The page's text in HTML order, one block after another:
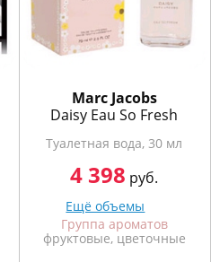
Marс Jacobs
Daisy Eau So Fresh
Туалетная вода, 30 мл
4 398 руб.
Ещё объемы
Группа ароматов
фруктовые, цветочные